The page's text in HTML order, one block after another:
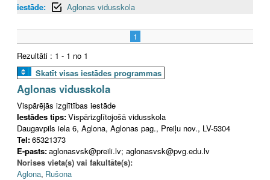
iestāde:
Aglonas vidusskola
1
Rezultāti : 1 - 1 no 1
Skatīt visas iestādes programmas
Aglonas vidusskola
Vispārējās izglītības iestāde
Iestādes tips:Vispārizglītojošā vidusskola
Daugavpils iela 6, Aglona, Aglonas pag., Preiļu nov., LV-5304
Tel:65321373
E-pasts:aglonasvsk@preili.lv; aglonasvsk@pvg.edu.lv
Norises vieta(s) vai fakultāte(s):
Aglona, Rušona